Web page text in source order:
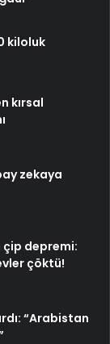
kiloluk
kırsal
zekaya
çip depremi:
çöktü!
“Arabistan